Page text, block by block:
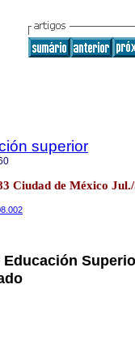
superior
Ciudad de México